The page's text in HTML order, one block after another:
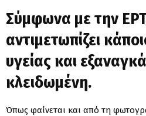
Σύμφωνα με την
αντιμετωπίζει
υγείας και
κλειδωμένη.
Όπως φαίνεται και από τη